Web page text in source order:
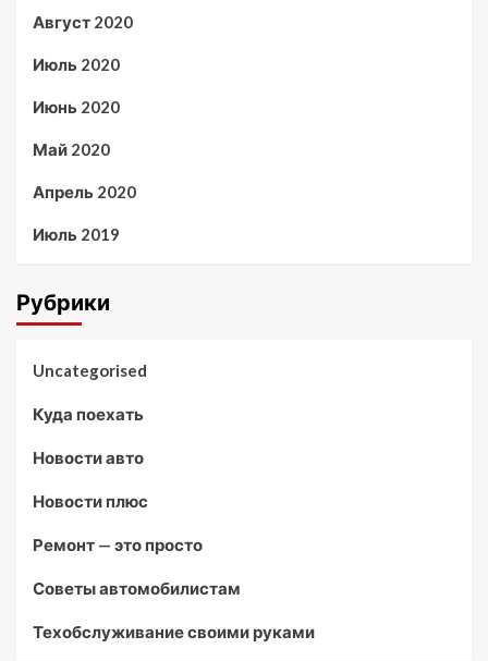
Август 2020
Июль 2020
Июнь 2020
Май 2020
Апрель 2020
Июль 2019
Рубрики
Uncategorised
Куда поехать
Новости авто
Новости плюс
Ремонт — это просто
Советы автомобилистам
Техобслуживание своими руками